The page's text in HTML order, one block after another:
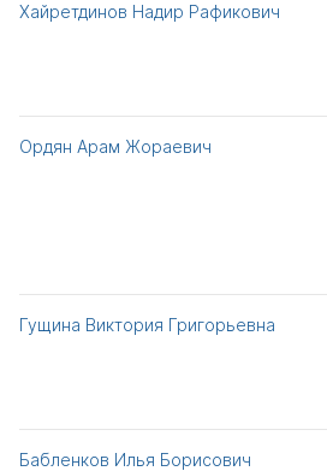
Хайретдинов Надир Рафикович
Ордян Арам Жораевич
Гущина Виктория Григорьевна
Бабленков Илья Борисович